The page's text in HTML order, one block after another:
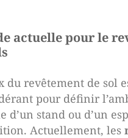
actuelle pour le
du revêtement de sol
pour définir
d’un stand ou d’un
Actuellement, les